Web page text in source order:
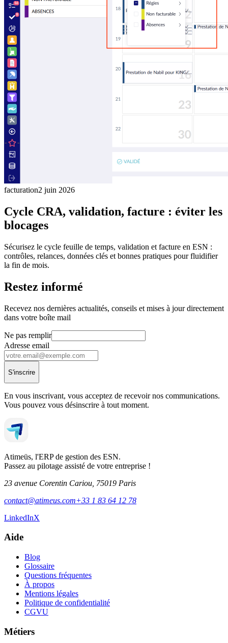
facturation2 juin 2026
Cycle CRA, validation, facture : éviter les
blocages
Sécurisez le cycle feuille de temps, validation et facture en ESN :
contrôles, relances, données clés et bonnes pratiques pour fluidifier
la fin de mois.
Restez informé
Recevez nos dernières actualités, conseils et mises à jour directement
dans votre boîte mail
Ne pas remplir
Adresse email
S'inscrire
En vous inscrivant, vous acceptez de recevoir nos communications.
Vous pouvez vous désinscrire à tout moment.
Atimeüs, l'ERP de gestion des ESN.
Passez au pilotage assisté de votre entreprise !
23 avenue Corentin Cariou, 75019 Paris
contact@atimeus.com+33 1 83 64 12 78
LinkedInX
Aide
Blog
Glossaire
Questions fréquentes
À propos
Mentions légales
Politique de confidentialité
CGVU
Métiers